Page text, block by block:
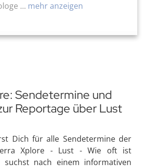
... mehr anzeigen
Sendetermine und
Reportage über Lust
Dich für alle Sendetermine der
Xplore - Lust - Wie oft ist
suchst nach einem informativen